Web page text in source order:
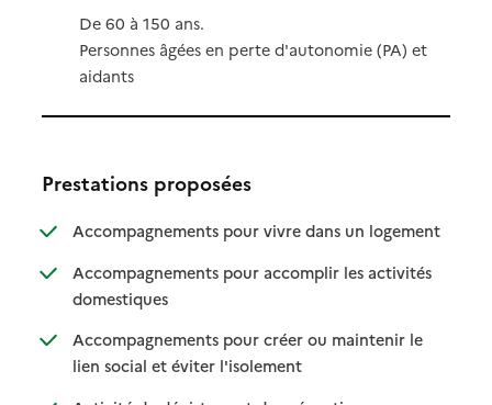
De 60 à 150 ans.
Personnes âgées en perte d'autonomie (PA) et
aidants
Prestations proposées
Accompagnements pour vivre dans un logement
:
: non
Accompagnements pour accomplir les activités
domestiques: disponible
: non disponible
Accompagnements pour créer ou maintenir le
lien social et éviter l'isolement: disponible
: non disponible